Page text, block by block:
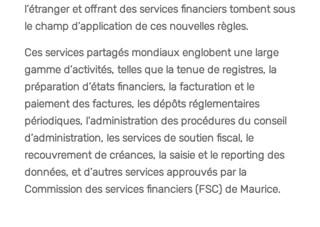
l’étranger et offrant des services financiers tombent sous
le champ d’application de ces nouvelles règles.
Ces services partagés mondiaux englobent une large
gamme d’activités, telles que la tenue de registres, la
préparation d’états financiers, la facturation et le
paiement des factures, les dépôts réglementaires
périodiques, l’administration des procédures du conseil
d’administration, les services de soutien fiscal, le
recouvrement de créances, la saisie et le reporting des
données, et d’autres services approuvés par la
Commission des services financiers (FSC) de Maurice.